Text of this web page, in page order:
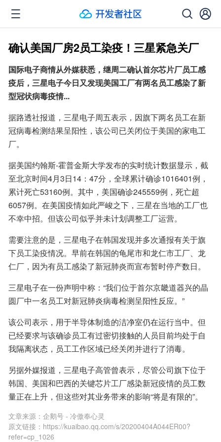
确认美国厂房2员工染疫！三星紧急关厂
国际电子商情从外媒获悉，继周二确认首尔芯片厂员工感
疫后，三星电子今日又发现美国工厂有两名员工感染了新
型冠状病毒疫情...
据路透社报道，三星电子周五表示，因旗下两名员工在新
冠病毒检测结果呈阳性，该公司已关闭位于美国的家电工
厂。
据美国约翰斯-霍普金斯大学发布的实时统计数据显示，截
至北京时间4月3日14：47分，全球累计确诊1016401例，
累计死亡53160例。其中，美国确诊245559例，死亡超
6057例。在美国疫情如此严峻之下，三星在当地的工厂也
不幸中招。但该公司似乎并未计划调整工厂运营。
需要注意的是，三星电子在韩国发现并多次通报有关于旗
下员工染疫情况。早前在韩国的龟尾市和龙仁市工厂、龙
仁厂，因为有员工感染了新冠肺炎而宣布暂时停产数日。
三星电子在一份声明中称：“我们位于首尔京畿道器兴的晶
圆厂中一名员工对新冠肺炎病毒检测呈阳性反应。”
该公司表示，用于半导体制造的洁净室仍在运行当中。但
已经要求与该确诊员工有过密切接触的人员目前均处于自
我隔离状态，员工工作区域已经关闭并进行了消毒。
另据外媒报道，三星电子高管曾表示，尽管公司旗下位于
韩国、美国和巴西的关键芯片工厂感染新冠疫情的员工数
量正在上升，但这些对其业务带来的影响“将是有限的”。
文章来源： 企鹅号 - 冷傲奉心灵
原文链接： https://kuaibao.qq.com/s/20200404A044ER00?
refer=cp_1026